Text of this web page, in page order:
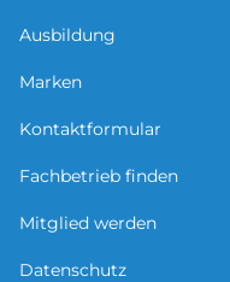
Ausbildung
Marken
Kontaktformular
Fachbetrieb finden
Mitglied werden
Datenschutz